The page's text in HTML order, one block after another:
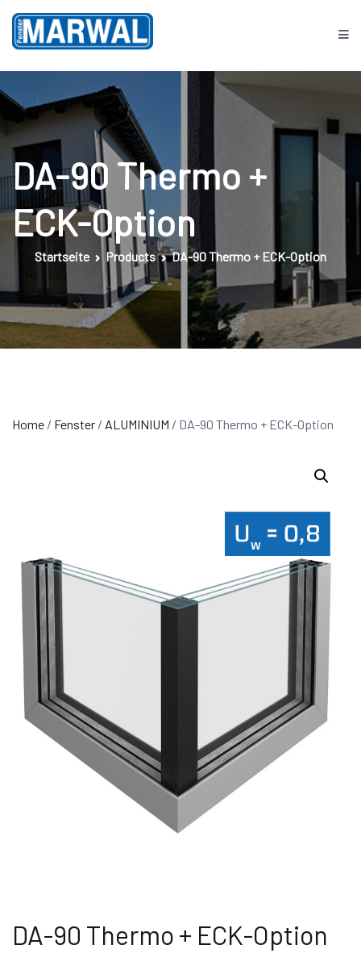
Springe
zum
Inhalt
Fenster MARWAL
DA-90 Thermo +
ECK-Option
Startseite Products DA-90 Thermo + ECK-Option
Home / Fenster / ALUMINIUM / DA-90 Thermo + ECK-Option
DA-90 Thermo + ECK-Option